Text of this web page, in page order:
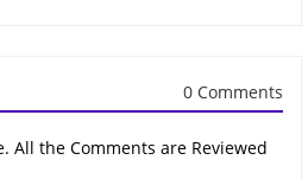
0 Comments
All the Comments are Reviewed